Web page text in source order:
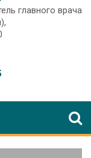
главного врача